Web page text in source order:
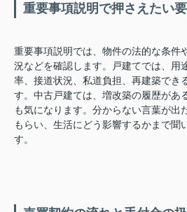
重要事項説明で押さえたい
重要事項説明では、物件の法的な条件
況などを確認します。戸建てでは、用
率、接道状況、私道負担、再建築でき
す。中古戸建ては、増改築の履歴があ
も気になります。分からない言葉が出
もらい、生活にどう影響するかまで聞
す。